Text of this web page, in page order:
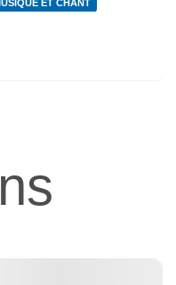
ET CHANT